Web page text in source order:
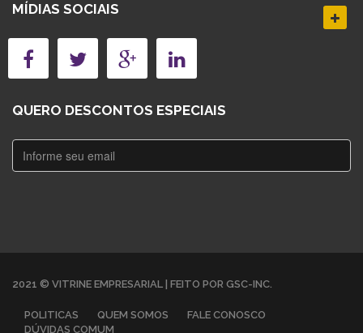
MÍDIAS SOCIAIS
QUERO DESCONTOS ESPECIAIS
2021 © VITRINE EMPRESARIAL | FEITO POR GSC-INC.
POLITICAS QUEM SOMOS
FALE CONOSCO
DÚVIDAS COMUM